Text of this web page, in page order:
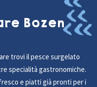
Bozen
trovi il pesce surgelato
specialità gastronomiche.
e piatti già pronti per i